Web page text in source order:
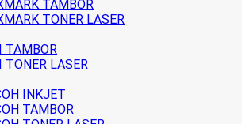
TAMBOR
TONER LASER
TAMBOR
TONER LASER
INKJET
TAMBOR